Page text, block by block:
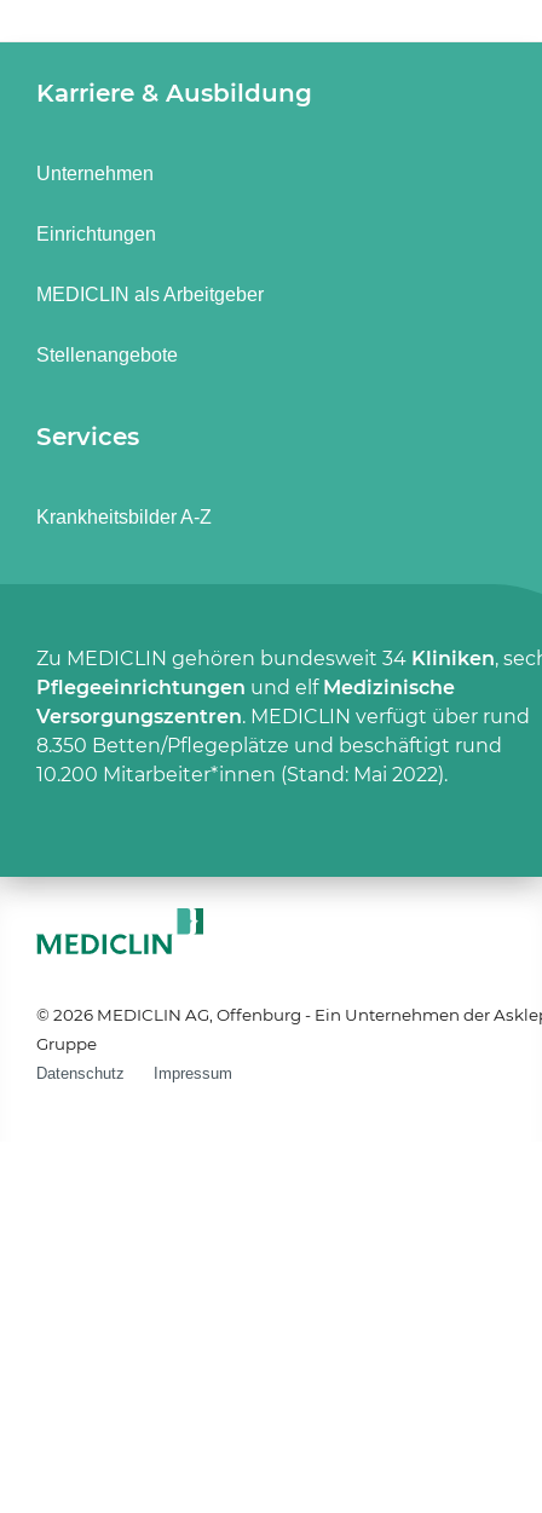
Karriere & Ausbildung
Unternehmen
Einrichtungen
MEDICLIN als Arbeitgeber
Stellenangebote
Services
Krankheitsbilder A-Z
Zu MEDICLIN gehören bundesweit 34 Kliniken,
Pflegeeinrichtungen und elf Medizinische
Versorgungszentren. MEDICLIN verfügt über rund
8.350 Betten/Pflegeplätze und beschäftigt rund
10.200 Mitarbeiter*innen (Stand: Mai 2022).
© 2026 MEDICLIN AG, Offenburg - Ein Unternehmen der
Gruppe
Datenschutz Impressum